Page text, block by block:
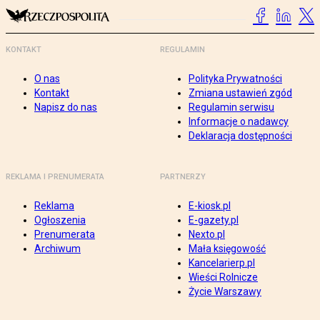
KONTAKT
O nas
Kontakt
Napisz do nas
REGULAMIN
Polityka Prywatności
Zmiana ustawień zgód
Regulamin serwisu
Informacje o nadawcy
Deklaracja dostępności
REKLAMA I PRENUMERATA
Reklama
Ogłoszenia
Prenumerata
Archiwum
PARTNERZY
E-kiosk.pl
E-gazety.pl
Nexto.pl
Mała księgowość
Kancelarierp.pl
Wieści Rolnicze
Życie Warszawy